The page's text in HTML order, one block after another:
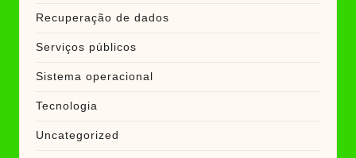
Recuperação de dados
Serviços públicos
Sistema operacional
Tecnologia
Uncategorized